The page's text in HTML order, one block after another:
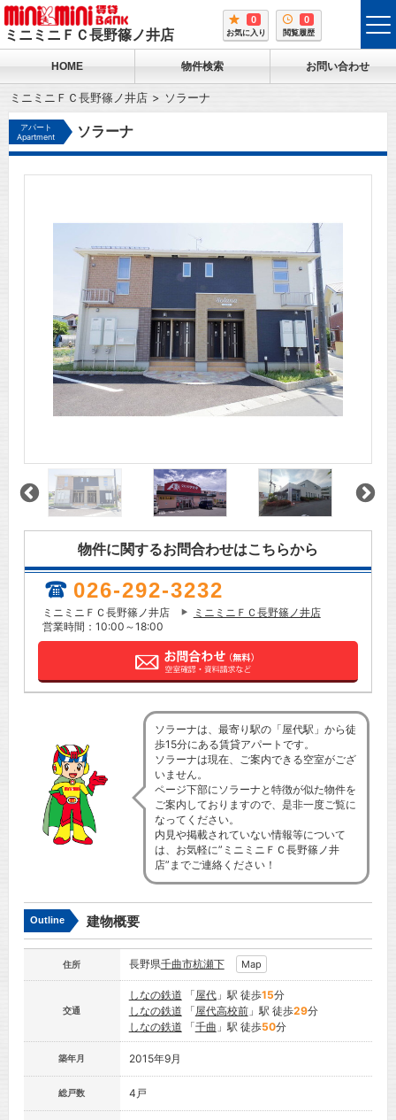
ミニミニＦＣ長野篠ノ井店
0
お気に入り
0
閲覧履歴
HOME 物件検索 お問い合わせ
ミニミニＦＣ長野篠ノ井店 ソラーナ
アパート
Apartment
ソラーナ
物件に関するお問合わせはこちらから
026-292-3232
ミニミニＦＣ長野篠ノ井店
ミニミニＦＣ長野篠ノ井店
営業時間：10:00～18:00
ソラーナは、最寄り駅の「屋代駅」から徒
歩15分にある賃貸アパートです。
ソラーナは現在、ご案内できる空室がござ
いません。
ページ下部にソラーナと特徴が似た物件を
ご案内しておりますので、是非一度ご覧に
なってください。
内見や掲載されていない情報等について
は、お気軽に”ミニミニＦＣ長野篠ノ井
店”までご連絡ください！
Outline 建物概要
住所 長野県千曲市杭瀬下 Map
交通
しなの鉄道 「屋代」駅 徒歩15分
しなの鉄道 「屋代高校前」駅 徒歩29分
しなの鉄道 「千曲 」駅 徒歩50分
築年月 2015年9月
総戸数 4戸